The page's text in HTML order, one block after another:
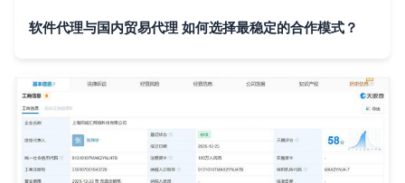
软件代理与国内贸易代理 如何选择最稳定的合作模式？